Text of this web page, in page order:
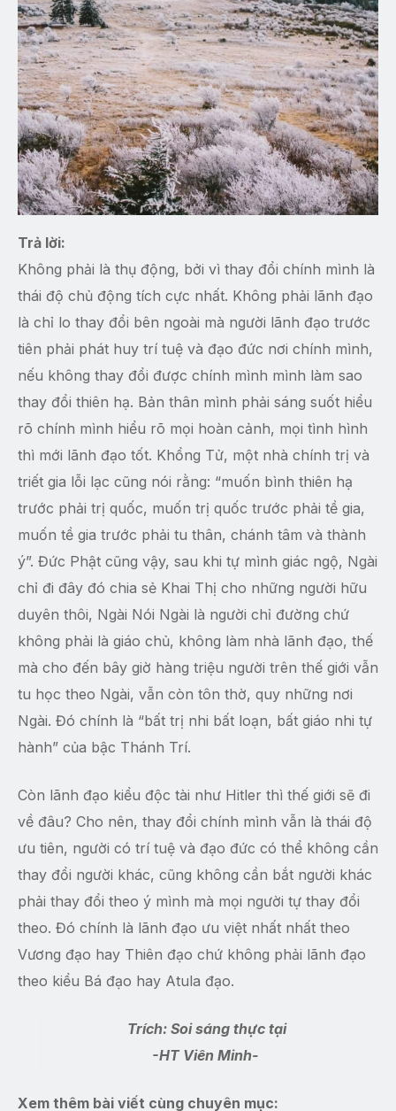
Trả lời:
Không phải là thụ động, bởi vì thay đổi chính mình là
thái độ chủ động tích cực nhất. Không phải lãnh đạo
là chỉ lo thay đổi bên ngoài mà người lãnh đạo trước
tiên phải phát huy trí tuệ và đạo đức nơi chính mình,
nếu không thay đổi được chính mình mình làm sao
thay đổi thiên hạ. Bản thân mình phải sáng suốt hiểu
rõ chính mình hiểu rõ mọi hoàn cảnh, mọi tình hình
thì mới lãnh đạo tốt. Khổng Tử, một nhà chính trị và
triết gia lỗi lạc cũng nói rằng: “muốn bình thiên hạ
trước phải trị quốc, muốn trị quốc trước phải tề gia,
muốn tề gia trước phải tu thân, chánh tâm và thành
ý”. Đức Phật cũng vậy, sau khi tự mình giác ngộ, Ngài
chỉ đi đây đó chia sẻ Khai Thị cho những người hữu
duyên thôi, Ngài Nói Ngài là người chỉ đường chứ
không phải là giáo chủ, không làm nhà lãnh đạo, thế
mà cho đến bây giờ hàng triệu người trên thế giới vẫn
tu học theo Ngài, vẫn còn tôn thờ, quy những nơi
Ngài. Đó chính là “bất trị nhi bất loạn, bất giáo nhi tự
hành” của bậc Thánh Trí.
Còn lãnh đạo kiểu độc tài như Hitler thì thế giới sẽ đi
về đâu? Cho nên, thay đổi chính mình vẫn là thái độ
ưu tiên, người có trí tuệ và đạo đức có thể không cần
thay đổi người khác, cũng không cần bắt người khác
phải thay đổi theo ý mình mà mọi người tự thay đổi
theo. Đó chính là lãnh đạo ưu việt nhất nhất theo
Vương đạo hay Thiên đạo chứ không phải lãnh đạo
theo kiểu Bá đạo hay Atula đạo.
Trích: Soi sáng thực tại
-HT Viên Minh-
Xem thêm bài viết cùng chuyên mục: